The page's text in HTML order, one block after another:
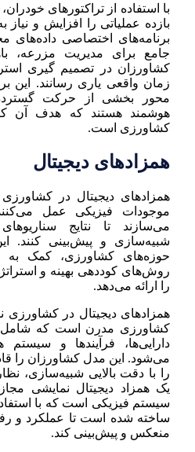
با استفاده از تراکتورهای
بازده عملیاتی را افزایش و
برنامه‌های اختصاصی داده‌های
جامع برای مدیریت مزرعه،
کشاورزان در تصمیم گیری
زمان واقعی یاری رسانند. این
محور بخشی از حرکت
هوشمند هستند که هدف آن
کشاورزی است.
همزادهای دیجیتال
همزادهای دیجیتال در
موجودات فیزیکی عمل
می‌سازند تا نتایج
شبیه‌سازی و پیش‌بینی کنند.
حوزه‌های کشاورزی، کمک به
روش‌های کوددهی بهینه و
را ارائه می‌دهد.
همزادهای دیجیتال در کشاورزی
کشاورزی مدرن است که شامل
دارایی‌ها، فرآیندها و
می‌شود. این مدل کشاورزان را
را با دقت بالایی شبیه‌سازی،
یک همزاد دیجیتال نمایشی
سیستم فیزیکی است که با
ساخته شده است تا عملکرد و
منعکس و پیش‌بینی کند.